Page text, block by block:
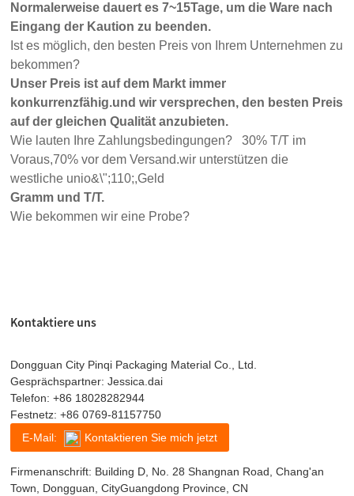
Normalerweise dauert es 7~15Tage, um die Ware nach
Eingang der Kaution zu beenden.
Ist es möglich, den besten Preis von Ihrem Unternehmen zu
bekommen?
Unser Preis ist auf dem Markt immer
konkurrenzfähig.und wir versprechen, den besten Preis
auf der gleichen Qualität anzubieten.
Wie lauten Ihre Zahlungsbedingungen? 30% T/T im
Voraus,70% vor dem Versand.wir unterstützen die
westliche unio&\";110;,Geld
Gramm und T/T.
Wie bekommen wir eine Probe?
Kontaktiere uns
Dongguan City Pinqi Packaging Material Co., Ltd.
Gesprächspartner: Jessica.dai
Telefon:+86 18028282944
Festnetz:+86 0769-81157750
E-Mail:
Kontaktieren Sie mich jetzt
Firmenanschrift: Building D, No. 28 Shangnan Road, Chang'an
Town, Dongguan, CityGuangdong Province, CN